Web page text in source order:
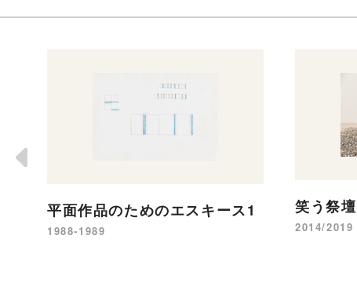
平面作品のためのエスキース1
1988-1989
笑う祭壇
2014/2019